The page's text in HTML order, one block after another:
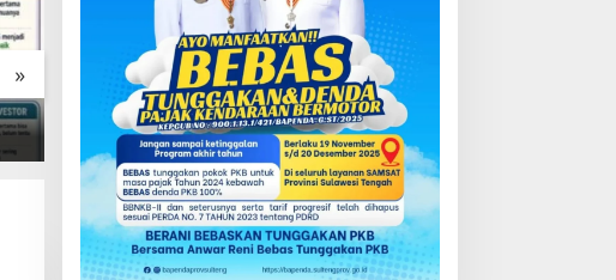
»
Kondisi Perkembangan
Sektor Asuransi,
Penjaminan dan Dana
Pensiun Juni 2026
Kredit Perbankan Tumbuh
12,67 Persen, Kualitas Aset
dan Ketahanan Modal
Tetap Kokoh Juni 2026